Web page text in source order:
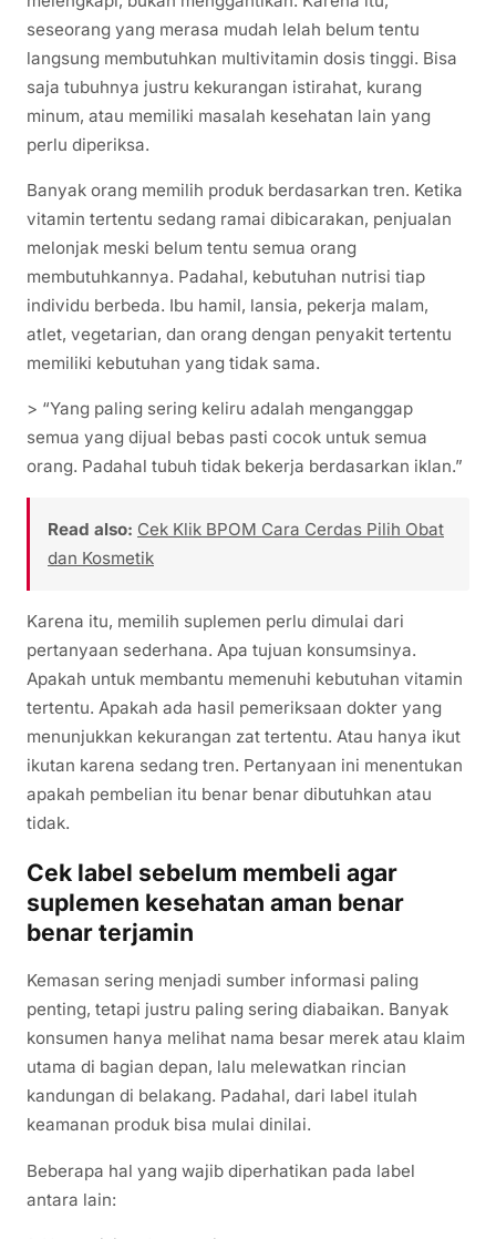
seseorang yang merasa mudah lelah belum tentu
langsung membutuhkan multivitamin dosis tinggi. Bisa
saja tubuhnya justru kekurangan istirahat, kurang
minum, atau memiliki masalah kesehatan lain yang
perlu diperiksa.
Banyak orang memilih produk berdasarkan tren. Ketika
vitamin tertentu sedang ramai dibicarakan, penjualan
melonjak meski belum tentu semua orang
membutuhkannya. Padahal, kebutuhan nutrisi tiap
individu berbeda. Ibu hamil, lansia, pekerja malam,
atlet, vegetarian, dan orang dengan penyakit tertentu
memiliki kebutuhan yang tidak sama.
> “Yang paling sering keliru adalah menganggap
semua yang dijual bebas pasti cocok untuk semua
orang. Padahal tubuh tidak bekerja berdasarkan iklan.”
Read also: Cek Klik BPOM Cara Cerdas Pilih Obat
dan Kosmetik
Karena itu, memilih suplemen perlu dimulai dari
pertanyaan sederhana. Apa tujuan konsumsinya.
Apakah untuk membantu memenuhi kebutuhan vitamin
tertentu. Apakah ada hasil pemeriksaan dokter yang
menunjukkan kekurangan zat tertentu. Atau hanya ikut
ikutan karena sedang tren. Pertanyaan ini menentukan
apakah pembelian itu benar benar dibutuhkan atau
tidak.
Cek label sebelum membeli agar
suplemen kesehatan aman benar
benar terjamin
Kemasan sering menjadi sumber informasi paling
penting, tetapi justru paling sering diabaikan. Banyak
konsumen hanya melihat nama besar merek atau klaim
utama di bagian depan, lalu melewatkan rincian
kandungan di belakang. Padahal, dari label itulah
keamanan produk bisa mulai dinilai.
Beberapa hal yang wajib diperhatikan pada label
antara lain: